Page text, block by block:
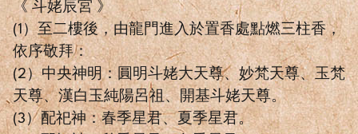
《 斗姥辰宮 》
(1）至二樓後，由龍門進入於置香處點燃三柱香，
依序敬拜：
(2）中央神明：圓明斗姥大天尊、妙梵天尊、玉梵
天尊、漢白玉純陽呂祖、開基斗姥天尊。
(3）配祀神：春季星君、夏季星君。